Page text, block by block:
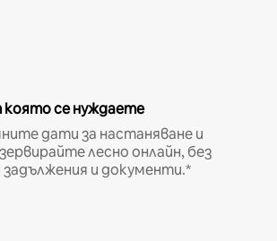
която се нуждаете
дати за настаняване и
лесно онлайн, без
и документи.*